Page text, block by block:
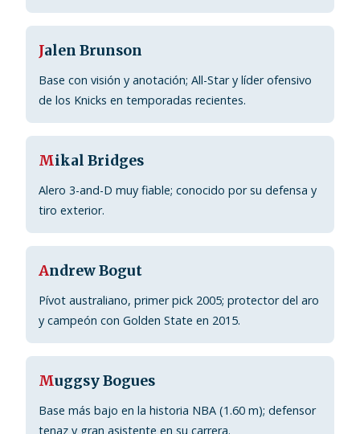
Jalen Brunson
Base con visión y anotación; All-Star y líder ofensivo
de los Knicks en temporadas recientes.
Mikal Bridges
Alero 3-and-D muy fiable; conocido por su defensa y
tiro exterior.
Andrew Bogut
Pívot australiano, primer pick 2005; protector del aro
y campeón con Golden State en 2015.
Muggsy Bogues
Base más bajo en la historia NBA (1.60 m); defensor
tenaz y gran asistente en su carrera.